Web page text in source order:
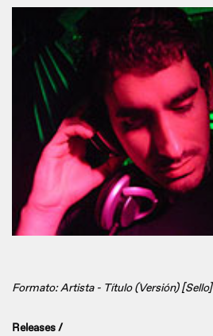
Formato: Artista - Título (Versión) [Sello]
Releases /